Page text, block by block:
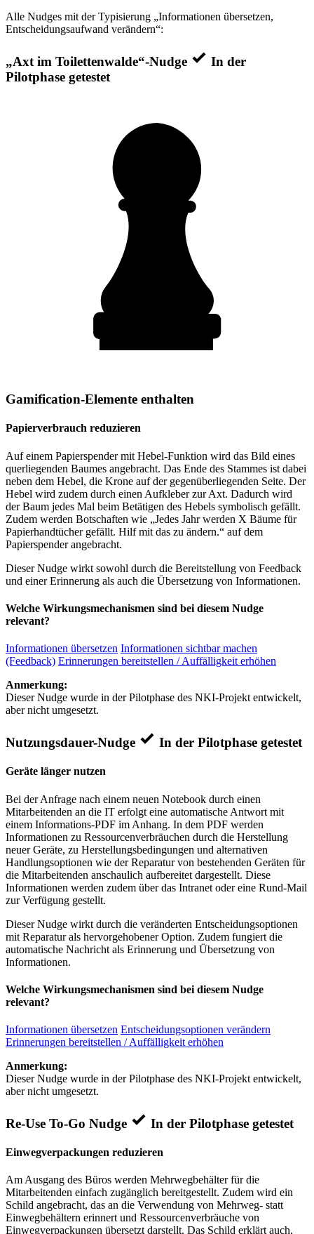
Alle Nudges mit der Typisierung „Informationen übersetzen,
Entscheidungsaufwand verändern“:
„Axt im Toilettenwalde“-Nudge
In der
Pilotphase getestet
Gamification-Elemente enthalten
Papierverbrauch reduzieren
Auf einem Papierspender mit Hebel-Funktion wird das Bild eines
querliegenden Baumes angebracht. Das Ende des Stammes ist dabei
neben dem Hebel, die Krone auf der gegenüberliegenden Seite. Der
Hebel wird zudem durch einen Aufkleber zur Axt. Dadurch wird
der Baum jedes Mal beim Betätigen des Hebels symbolisch gefällt.
Zudem werden Botschaften wie „Jedes Jahr werden X Bäume für
Papierhandtücher gefällt. Hilf mit das zu ändern.“ auf dem
Papierspender angebracht.
Dieser Nudge wirkt sowohl durch die Bereitstellung von Feedback
und einer Erinnerung als auch die Übersetzung von Informationen.
Welche Wirkungsmechanismen sind bei diesem Nudge
relevant?
Informationen übersetzen Informationen sichtbar machen
(Feedback) Erinnerungen bereitstellen / Auffälligkeit erhöhen
Anmerkung:
Dieser Nudge wurde in der Pilotphase des NKI-Projekt entwickelt,
aber nicht umgesetzt.
Nutzungsdauer-Nudge In der Pilotphase getestet
Geräte länger nutzen
Bei der Anfrage nach einem neuen Notebook durch einen
Mitarbeitenden an die IT erfolgt eine automatische Antwort mit
einem Informations-PDF im Anhang. In dem PDF werden
Informationen zu Ressourcenverbräuchen durch die Herstellung
neuer Geräte, zu Herstellungsbedingungen und alternativen
Handlungsoptionen wie der Reparatur von bestehenden Geräten für
die Mitarbeitenden anschaulich aufbereitet dargestellt. Diese
Informationen werden zudem über das Intranet oder eine Rund-Mail
zur Verfügung gestellt.
Dieser Nudge wirkt durch die veränderten Entscheidungsoptionen
mit Reparatur als hervorgehobener Option. Zudem fungiert die
automatische Nachricht als Erinnerung und Übersetzung von
Informationen.
Welche Wirkungsmechanismen sind bei diesem Nudge
relevant?
Informationen übersetzen Entscheidungsoptionen verändern
Erinnerungen bereitstellen / Auffälligkeit erhöhen
Anmerkung:
Dieser Nudge wurde in der Pilotphase des NKI-Projekt entwickelt,
aber nicht umgesetzt.
Re-Use To-Go Nudge In der Pilotphase getestet
Einwegverpackungen reduzieren
Am Ausgang des Büros werden Mehrwegbehälter für die
Mitarbeitenden einfach zugänglich bereitgestellt. Zudem wird ein
Schild angebracht, das an die Verwendung von Mehrweg- statt
Einwegbehältern erinnert und Ressourcenverbräuche von
Einwegverpackungen übersetzt darstellt. Das Schild erklärt auch,